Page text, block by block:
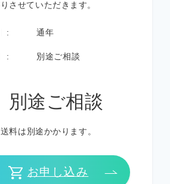
させていただきます。
通年
別途ご相談
別途ご相談
送料は別途かかります。
お申し込み